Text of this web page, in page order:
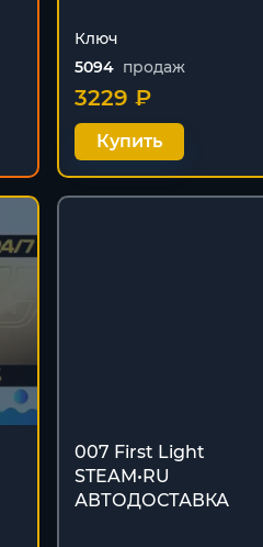
Ключ
5094 продаж
3229 ₽
Купить
007 First Light
STEAM•RU
АВТОДОСТАВКА